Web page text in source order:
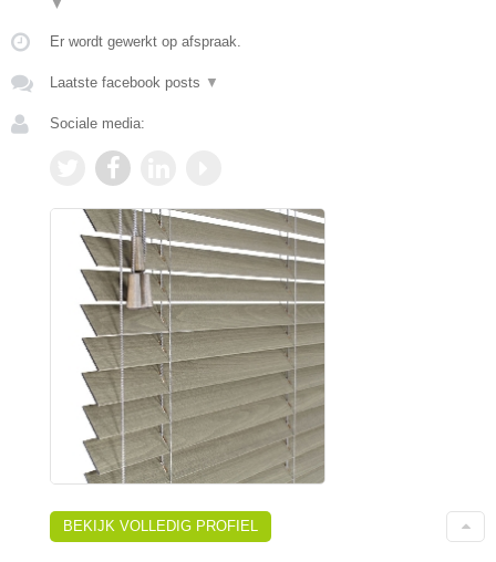
▼
Er wordt gewerkt op afspraak.
Laatste facebook posts ▼
Sociale media:
BEKIJK VOLLEDIG PROFIEL